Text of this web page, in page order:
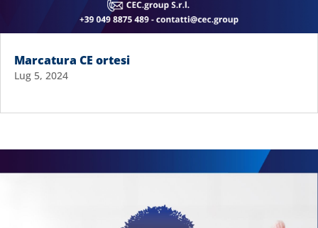
Marcatura CE ortesi
Lug 5, 2024